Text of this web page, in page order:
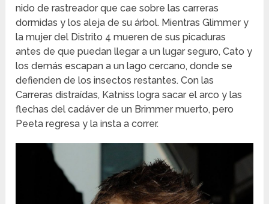
nido de rastreador que cae sobre las carreras
dormidas y los aleja de su árbol. Mientras Glimmer y
la mujer del Distrito 4 mueren de sus picaduras
antes de que puedan llegar a un lugar seguro, Cato y
los demás escapan a un lago cercano, donde se
defienden de los insectos restantes. Con las
Carreras distraídas, Katniss logra sacar el arco y las
flechas del cadáver de un Brimmer muerto, pero
Peeta regresa y la insta a correr.